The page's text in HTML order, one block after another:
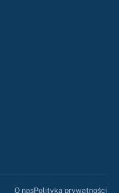
O nasPolityka prywatności